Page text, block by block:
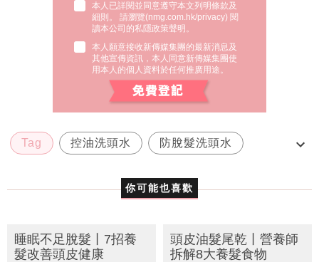
本人已詳閱並同意遵守本文列明條款及
細則。 請瀏覽(nmg.com.hk/privacy) 閱
讀本公司的私隱政策聲明。
本人願意接收新傳媒集團的最新消息及
其他宣傳資訊，本人同意新傳媒集團使
用本人的個人資料於任何推廣用途。
Tag 控油洗頭水 防脫髮洗頭水
你可能也喜歡
睡眠不足脫髮丨7招養
髮改善頭皮健康
頭皮油髮尾乾丨營養師
拆解8大養髮食物